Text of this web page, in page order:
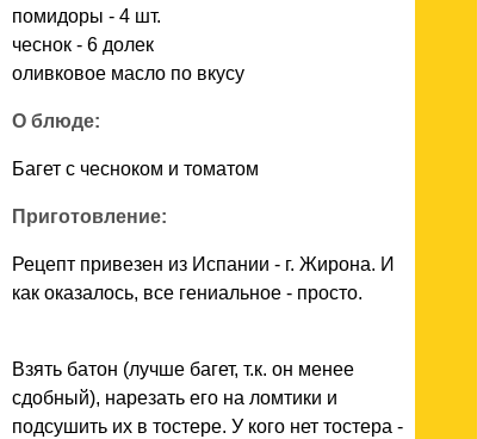
помидоры - 4 шт.
чеснок - 6 долек
оливковое масло по вкусу
О блюде:
Багет с чесноком и томатом
Приготовление:
Рецепт привезен из Испании - г. Жирона. И
как оказалось, все гениальное - просто.
Взять батон (лучше багет, т.к. он менее
сдобный), нарезать его на ломтики и
подсушить их в тостере. У кого нет тостера -